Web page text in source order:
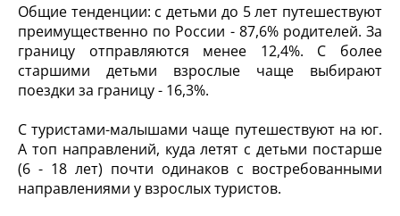
Общие тенденции: с детьми до 5 лет путешествуют
преимущественно по России - 87,6% родителей. За
границу отправляются менее 12,4%. С более
старшими детьми взрослые чаще выбирают
поездки за границу - 16,3%.
С туристами-малышами чаще путешествуют на юг.
А топ направлений, куда летят с детьми постарше
(6 - 18 лет) почти одинаков с востребованными
направлениями у взрослых туристов.